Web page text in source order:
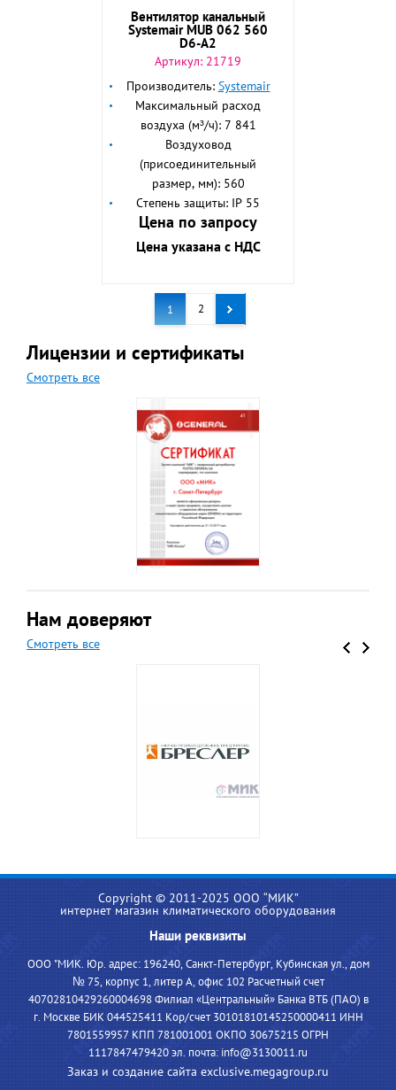
Вентилятор канальный
Systemair MUB 062 560
D6-A2
Артикул: 21719
Производитель: Systemair
Максимальный расход
воздуха (м³/ч): 7 841
Воздуховод
(присоединительный
размер, мм): 560
Степень защиты: IP 55
Цена по запросу
Цена указана с НДС
1 2
Лицензии и сертификаты
Смотреть все
Нам доверяют
Смотреть все
Copyright © 2011-2025 ООО “МИК”
интернет магазин климатического оборудования
Наши реквизиты
ООО "МИК. Юр. адрес: 196240, Санкт-Петербург, Кубинская ул., дом
№ 75, корпус 1, литер А, офис 102 Расчетный счет
40702810429260004698 Филиал «Центральный» Банка ВТБ (ПАО) в
г. Москве БИК 044525411 Кор/счет 30101810145250000411 ИНН
7801559957 КПП 781001001 ОКПО 30675215 ОГРН
1117847479420 эл. почта: info@3130011.ru
Заказ и создание сайта exclusive.megagroup.ru